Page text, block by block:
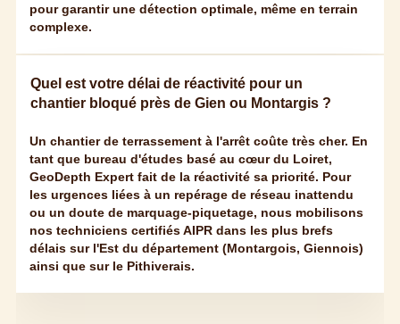
pour garantir une détection optimale, même en terrain
complexe.
Quel est votre délai de réactivité pour un
chantier bloqué près de Gien ou Montargis ?
Un chantier de terrassement à l'arrêt coûte très cher. En
tant que bureau d'études basé au cœur du Loiret,
GeoDepth Expert fait de la réactivité sa priorité. Pour
les urgences liées à un repérage de réseau inattendu
ou un doute de marquage-piquetage, nous mobilisons
nos techniciens certifiés AIPR dans les plus brefs
délais sur l'Est du département (Montargois, Giennois)
ainsi que sur le Pithiverais.